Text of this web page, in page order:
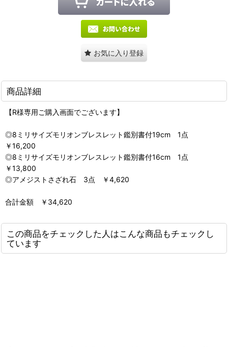
お気に入り登録
商品詳細
【R様専用ご購入画面でございます】
◎8ミリサイズモリオンブレスレット鑑別書付19cm 1点
￥16,200
◎8ミリサイズモリオンブレスレット鑑別書付16cm 1点
￥13,800
◎アメジストさざれ石 3点 ￥4,620
合計金額 ￥34,620
この商品をチェックした人はこんな商品もチェックし
ています